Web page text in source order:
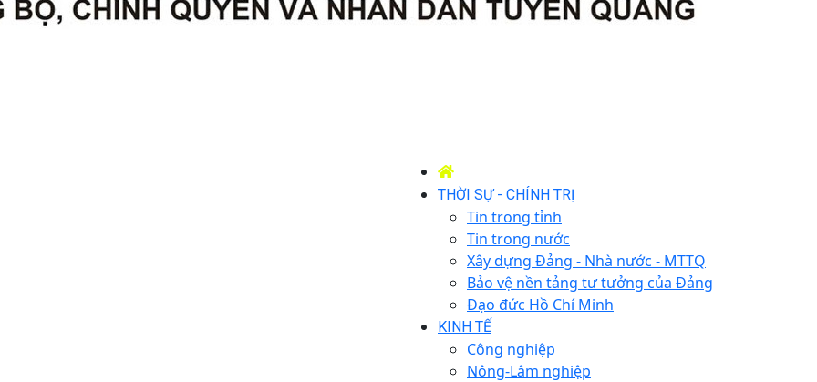
THỜI SỰ - CHÍNH TRỊ
Tin trong tỉnh
Tin trong nước
Xây dựng Đảng - Nhà nước - MTTQ
Bảo vệ nền tảng tư tưởng của Đảng
Đạo đức Hồ Chí Minh
KINH TẾ
Công nghiệp
Nông-Lâm nghiệp